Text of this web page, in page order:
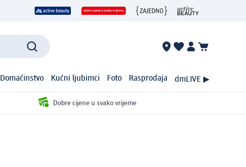
Domaćinstvo Kućni ljubimci Foto Rasprodaja dmLIVE ▶
Dobre cijene u svako vrijeme